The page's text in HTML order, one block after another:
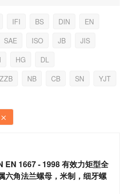
IFI BS DIN
EN
SAE ISO JB
JIS
HG
DL
NB CB SN
YJT
EN 1667 - 1998 有效力矩型全
六角法兰螺母，米制，细牙螺